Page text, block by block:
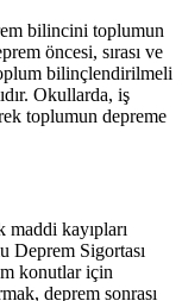
bilincini toplumun
öncesi, sırası ve
bilinçlendirilmeli
Okullarda, iş
toplumun depreme
maddi kayıpları
Deprem Sigortası
konutlar için
deprem sonrası